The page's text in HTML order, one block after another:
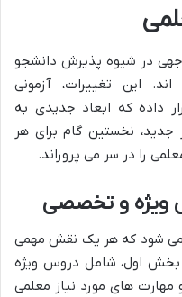
در شیوه پذیرش دانشجو
این تغییرات، آزمونی
داده که ابعاد جدیدی به
نخستین گام برای هر
را در سر می پروراند.
ویژه و تخصصی
شود که هر یک نقش مهمی
بخش اول، شامل دروس ویژه
های مورد نیاز معلمی